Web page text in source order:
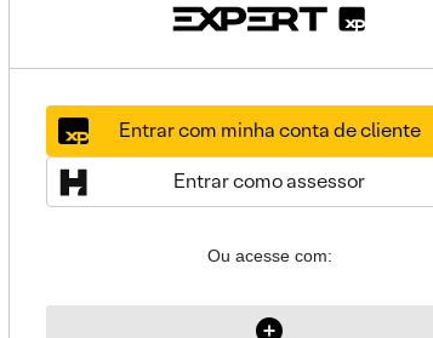
Entrar com minha conta de cliente
Entrar como assessor
Ou acesse com: